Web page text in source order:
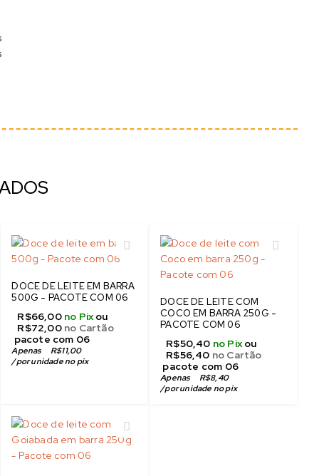
DOCE DE LEITE EM BARRA
500G - PACOTE COM 06
R$66,00no Pix ou
R$72,00no Cartão
pacote com 06
Apenas R$11,00
/por unidade no pix
DOCE DE LEITE COM
COCO EM BARRA 250G -
PACOTE COM 06
R$50,40 no Pix ou
R$56,40 no Cartão
pacote com 06
Apenas R$8,40
/por unidade no pix